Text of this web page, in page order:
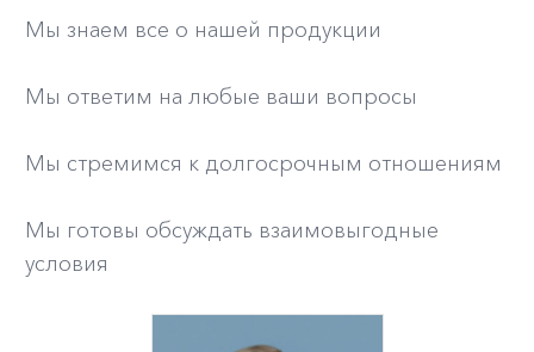
Мы знаем все о нашей продукции
Мы ответим на любые ваши вопросы
Мы стремимся к долгосрочным отношениям
Мы готовы обсуждать взаимовыгодные
условия